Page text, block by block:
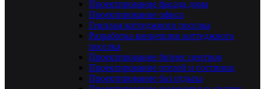
Проектирование фасада дома
Проектирование офиса
Генплан коттеджного поселка
Разработка концепции коттеджного
поселка
Проектирование бизнес центров
Проектирование отелей и гостиниц
Проектирование баз отдыха